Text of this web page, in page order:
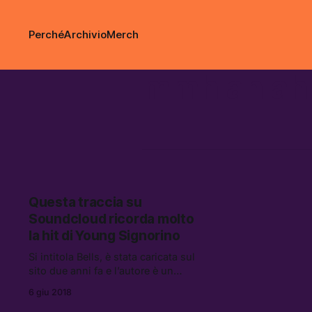
PerchéArchivioMerch
Questa traccia su
Soundcloud ricorda molto
la hit di Young Signorino
Si intitola Bells, è stata caricata sul
sito due anni fa e l’autore è un
nome Sndwvs. Nelle ultime ore sta
6 giu 2018